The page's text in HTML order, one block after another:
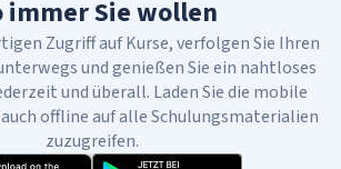
immer Sie wollen
Zugriff auf Kurse, verfolgen Sie Ihren
und genießen Sie ein nahtloses
und überall. Laden Sie die mobile
offline auf alle Schulungsmaterialien
zuzugreifen.